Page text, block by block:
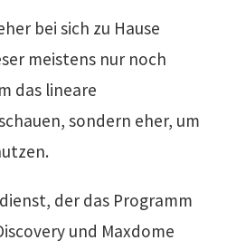
bei sich zu Hause
meistens nur noch
das lineare
sondern eher, um
der das Programm
und Maxdome